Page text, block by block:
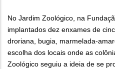
No Jardim Zoológico, na
implantados dez enxames de
droriana, bugia, marmelada-
escolha dos locais onde as
Zoológico seguiu a ideia de se